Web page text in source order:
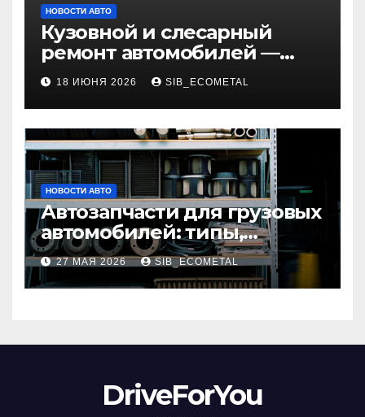
НОВОСТИ АВТО
Кузовной и слесарный
ремонт автомобилей —
наличие оригинальных
запчастей и типичные
сроки выполнения работ
18 ИЮНЯ 2026 SIB_ECOMETAL
НОВОСТИ АВТО
Автозапчасти для грузовых
автомобилей: типы,
совместимость и критерии
подбора
27 МАЯ 2026 SIB_ECOMETAL
DriveForYou